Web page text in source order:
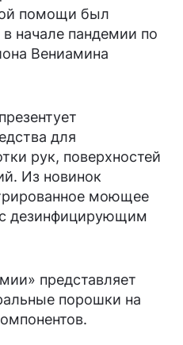
помощи был
начале пандемии по
Вениамина
для
рук, поверхностей
Из новинок
моющее
дезинфицирующим
представляет
порошки на